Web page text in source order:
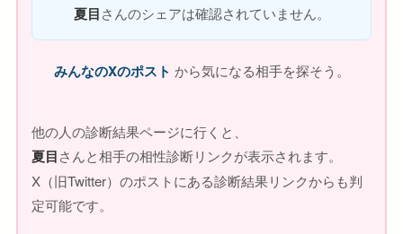
夏目さんのシェアは確認されていません。
みんなのXのポスト から気になる相手を探そう。
他の人の診断結果ページに行くと、
夏目さんと相手の相性診断リンクが表示されます。
X（旧Twitter）のポストにある診断結果リンクからも判
定可能です。